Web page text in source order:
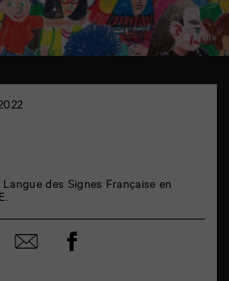
© Trafik
15
des Signes Française en
Partager
par
Partager
sur